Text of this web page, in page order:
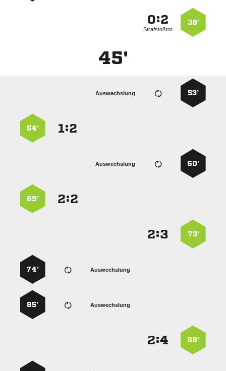
38’
:
Strafstoßtor
45'
53’
Auswechslung
:
54’
60’
Auswechslung
:
69’
73’
:
Auswechslung
74’
Auswechslung
85’
88’
: